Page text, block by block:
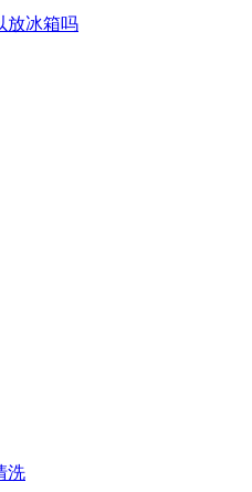
放冰箱吗
洗